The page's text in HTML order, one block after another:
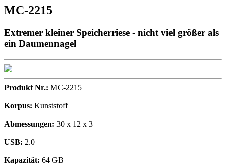
MC-2215
Extremer kleiner Speicherriese - nicht viel größer als
ein Daumennagel
Produkt Nr.: MC-2215
Korpus: Kunststoff
Abmessungen: 30 x 12 x 3
USB: 2.0
Kapazität: 64 GB